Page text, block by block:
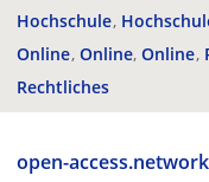
Hochschule
Online Online Online
Rechtliches
open-access.network